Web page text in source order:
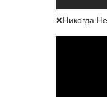
❌Никогда